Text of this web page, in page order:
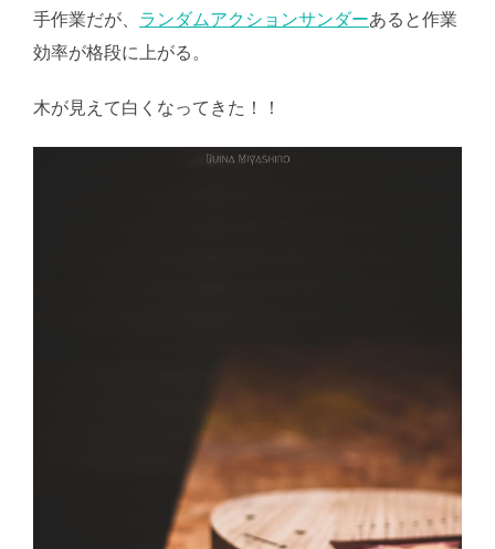
手作業だが、 ランダムアクションサンダーあると作業
効率が格段に上がる。
木が見えて白くなってきた！！